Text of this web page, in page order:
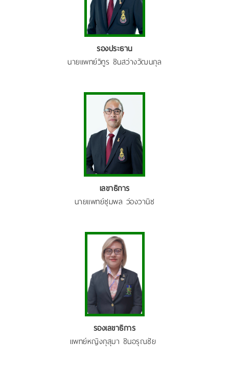
รองประธาน
นายแพทย์วิทูร ชินสว่างวัฒนกุล
เลขาธิการ
นายแพทย์ชุมพล ว่องวานิช
รองเลขาธิการ
แพทย์หญิงกุสุมา ชินอรุณชัย